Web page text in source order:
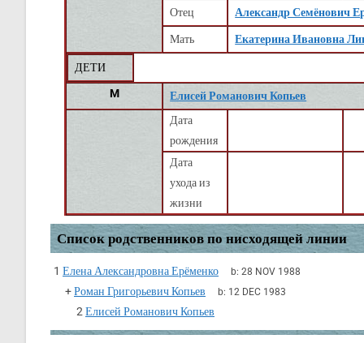
Отец Александр Семёнович
Мать Екатерина Ивановна
ДЕТИ
M
Елисей Романович Копьев
Дата
рождения
Дата
ухода из
жизни
Список родственников по нисходящей линии
1 Елена Александровна Ерёменко b: 28 NOV 1988
+Роман Григорьевич Копьев b: 12 DEC 1983
2 Елисей Романович Копьев